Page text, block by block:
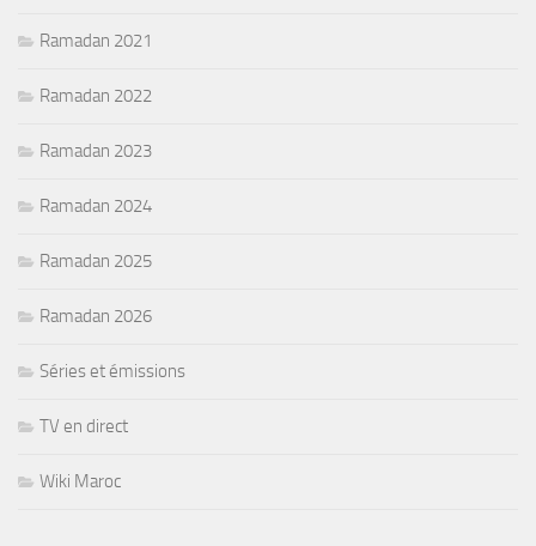
Ramadan 2021
Ramadan 2022
Ramadan 2023
Ramadan 2024
Ramadan 2025
Ramadan 2026
Séries et émissions
TV en direct
Wiki Maroc